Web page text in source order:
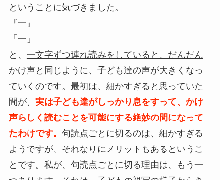
ということに気づきました。
『一』
「一」
と、 一文字ずつ連れ読みをしていると、だんだん
かけ声と同じように、子ども達の声が大きくなっ
ていくのです。 最初は、細かすぎると思っていた
間が、 実は子ども達がしっかり息をすって、かけ
声らしく読むことを可能にする絶妙の間になって
たわけです。 句読点ごとに切るのは、細かすぎる
ようですが、それなりにメリットもあるというこ
とです。私が、句読点ごとに切る理由は、もう一